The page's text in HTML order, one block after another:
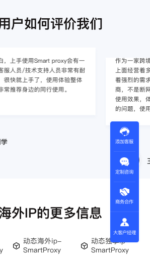
户如何评价我们
手使用Smart proxy会有一
员/技术支持人员非常有耐
就上手了，使用体验整体
荐身边的同行使用。
作为一家跨境电
上面经营着多个
着强烈的需求，
商，不是断网就
使用效果，体验
的问题，使用效
王伟
外IP的更多信息
动态海外ip-
SmartProxy
动态独享ip-
SmartProxy
添加客服
定制咨询
商务合作
大客户经理